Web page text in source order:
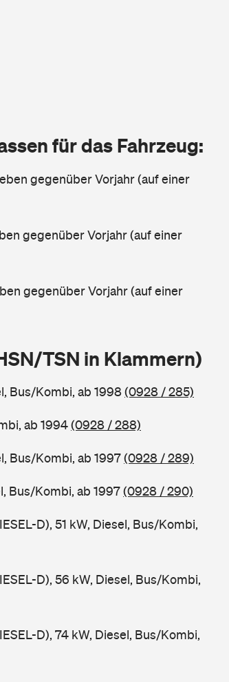
für das Fahrzeug:
gegenüber Vorjahr (auf einer
gegenüber Vorjahr (auf einer
gegenüber Vorjahr (auf einer
TSN in Klammern)
Bus/Kombi, ab 1998(0928 / 285)
ab 1994(0928 / 288)
Bus/Kombi, ab 1997(0928 / 289)
Bus/Kombi, ab 1997(0928 / 290)
D), 51 kW, Diesel, Bus/Kombi,
D), 56 kW, Diesel, Bus/Kombi,
D), 74 kW, Diesel, Bus/Kombi,